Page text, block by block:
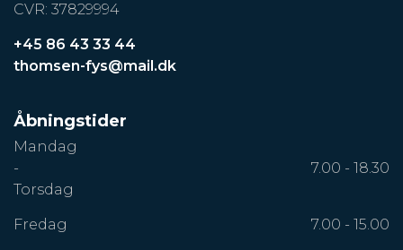
CVR: 37829994
+45 86 43 33 44
thomsen-fys@mail.dk
Åbningstider
Mandag
-
Torsdag
7.00 - 18.30
Fredag 7.00 - 15.00